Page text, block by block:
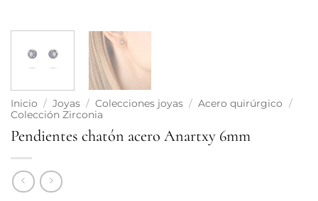
Inicio / Joyas / Colecciones joyas / Acero quirúrgico
/
Colección Zirconia
Pendientes chatón acero Anartxy 6mm